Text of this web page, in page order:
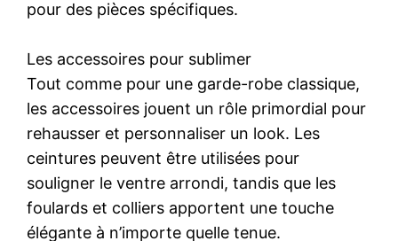
pour des pièces spécifiques.
Les accessoires pour sublimer
Tout comme pour une garde-robe classique,
les accessoires jouent un rôle primordial pour
rehausser et personnaliser un look. Les
ceintures peuvent être utilisées pour
souligner le ventre arrondi, tandis que les
foulards et colliers apportent une touche
élégante à n’importe quelle tenue.